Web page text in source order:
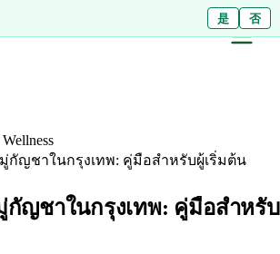
ansehen? Nein
是 否
กัญชาในกรุงเทพ: คู่มือสำหรับผู้เริ่มต้น
ญชาในกรุงเทพ: คู่มือสำหรับ